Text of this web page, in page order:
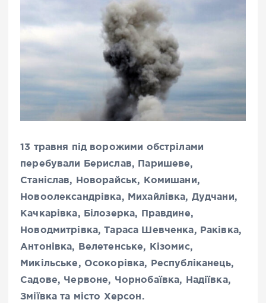
13 травня під ворожими обстрілами
перебували Берислав, Паришеве,
Станіслав, Новорайськ, Комишани,
Новоолександрівка, Михайлівка, Дудчани,
Качкарівка, Білозерка, Правдине,
Новодмитрівка, Тараса Шевченка, Раківка,
Антонівка, Велетенське, Кізомис,
Микільське, Осокорівка, Республіканець,
Садове, Червоне, Чорнобаївка, Надіївка,
Зміївка та місто Херсон.